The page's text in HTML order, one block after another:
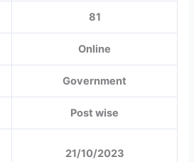
81
Online
Government
Post wise
21/10/2023